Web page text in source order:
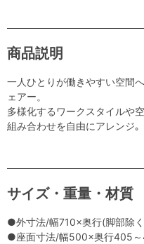
商品説明
一人ひとりが働きやすい空間
ェアー。
多様化するワークスタイルや
組み合わせを自由にアレンジ｡
サイズ・重量・材質
●外寸法/幅710×奥行(脚部除
●座面寸法/幅500×奥行405